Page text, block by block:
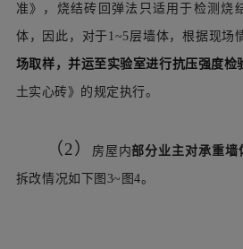
准》，烧结砖回弹法只适用于检测烧
体，因此，对于1~5层墙体，根据现场
场取样，并运至实验室进行抗压强度检
土实心砖》的规定执行。
（2） 房屋内部分业主对承重墙
拆改情况如下图3~图4。